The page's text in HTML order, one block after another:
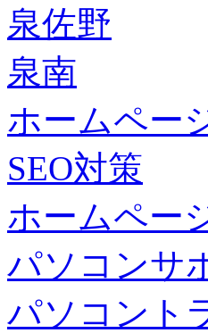
泉佐野
泉南
ホームペー
SEO対策
ホームペー
パソコンサ
パソコント